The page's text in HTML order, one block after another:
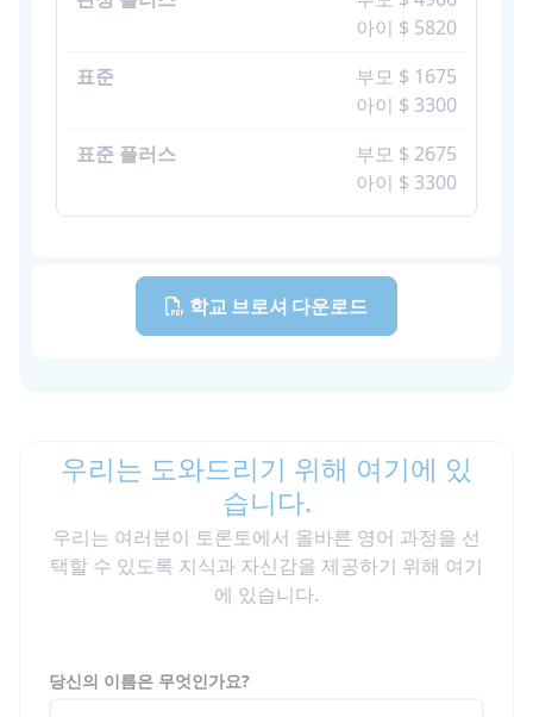
아이 $ 5820
부모 $ 1675
아이 $ 3300
부모 $ 2675
아이 $ 3300
학교 브로셔 다운로드
우리는 도와드리기 위해 여기에 있
습니다.
우리는 여러분이 토론토에서 올바른 영어 과정을 선
택할 수 있도록 지식과 자신감을 제공하기 위해 여기
에 있습니다.
당신의 이름은 무엇인가요?